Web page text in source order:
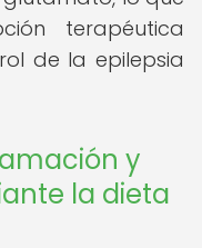
terapéutica
de la epilepsia
y
la dieta